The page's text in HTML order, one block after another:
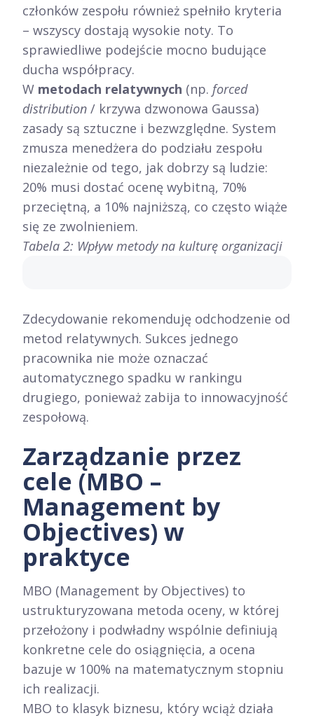
członków zespołu również spełniło kryteria
– wszyscy dostają wysokie noty. To
sprawiedliwe podejście mocno budujące
ducha współpracy.
W metodach relatywnych (np. forced
distribution / krzywa dzwonowa Gaussa)
zasady są sztuczne i bezwzględne. System
zmusza menedżera do podziału zespołu
niezależnie od tego, jak dobrzy są ludzie:
20% musi dostać ocenę wybitną, 70%
przeciętną, a 10% najniższą, co często wiąże
się ze zwolnieniem.
Tabela 2: Wpływ metody na kulturę organizacji
Zdecydowanie rekomenduję odchodzenie od
metod relatywnych. Sukces jednego
pracownika nie może oznaczać
automatycznego spadku w rankingu
drugiego, ponieważ zabija to innowacyjność
zespołową.
Zarządzanie przez
cele (MBO –
Management by
Objectives) w
praktyce
MBO (Management by Objectives) to
ustrukturyzowana metoda oceny, w której
przełożony i podwładny wspólnie definiują
konkretne cele do osiągnięcia, a ocena
bazuje w 100% na matematycznym stopniu
ich realizacji.
MBO to klasyk biznesu, który wciąż działa